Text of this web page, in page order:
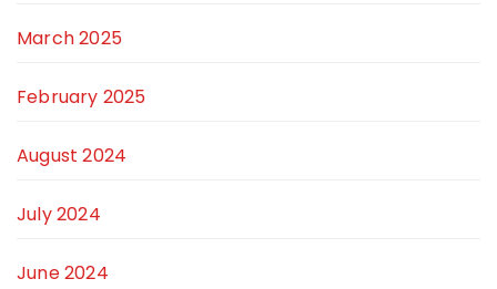
March 2025
February 2025
August 2024
July 2024
June 2024